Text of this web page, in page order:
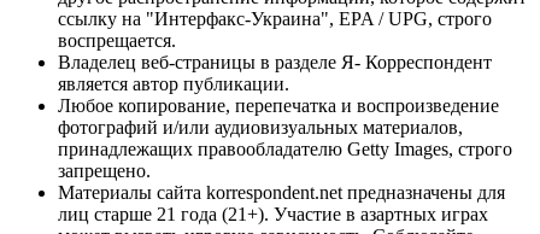
ссылку на "Интерфакс-Украина", EPA / UPG, строго
воспрещается.
Владелец веб-страницы в разделе Я- Корреспондент
является автор публикации.
Любое копирование, перепечатка и воспроизведение
фотографий и/или аудиовизуальных материалов,
принадлежащих правообладателю Getty Images, строго
запрещено.
Материалы сайта korrespondent.net предназначены для
лиц старше 21 года (21+). Участие в азартных играх